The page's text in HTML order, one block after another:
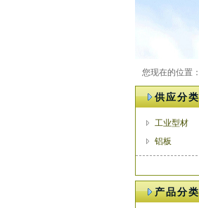
您现在的位置：
供应分类
工业型材
铝板
产品分类